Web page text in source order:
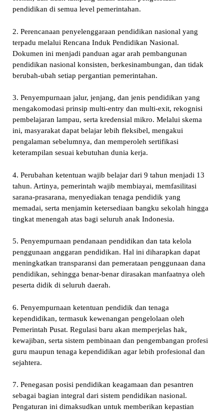
pendidikan di semua level pemerintahan.
2. Perencanaan penyelenggaraan pendidikan nasional yang
terpadu melalui Rencana Induk Pendidikan Nasional.
Dokumen ini menjadi panduan agar arah pembangunan
pendidikan nasional konsisten, berkesinambungan, dan tidak
berubah-ubah setiap pergantian pemerintahan.
3. Penyempurnaan jalur, jenjang, dan jenis pendidikan yang
mengakomodasi prinsip multi-entry dan multi-exit, rekognisi
pembelajaran lampau, serta kredensial mikro. Melalui skema
ini, masyarakat dapat belajar lebih fleksibel, mengakui
pengalaman sebelumnya, dan memperoleh sertifikasi
keterampilan sesuai kebutuhan dunia kerja.
4. Perubahan ketentuan wajib belajar dari 9 tahun menjadi 13
tahun. Artinya, pemerintah wajib membiayai, memfasilitasi
sarana-prasarana, menyediakan tenaga pendidik yang
memadai, serta menjamin ketersediaan bangku sekolah hingga
tingkat menengah atas bagi seluruh anak Indonesia.
5. Penyempurnaan pendanaan pendidikan dan tata kelola
penggunaan anggaran pendidikan. Hal ini diharapkan dapat
meningkatkan transparansi dan pemerataan penggunaan dana
pendidikan, sehingga benar-benar dirasakan manfaatnya oleh
peserta didik di seluruh daerah.
6. Penyempurnaan ketentuan pendidik dan tenaga
kependidikan, termasuk kewenangan pengelolaan oleh
Pemerintah Pusat. Regulasi baru akan memperjelas hak,
kewajiban, serta sistem pembinaan dan pengembangan profesi
guru maupun tenaga kependidikan agar lebih profesional dan
sejahtera.
7. Penegasan posisi pendidikan keagamaan dan pesantren
sebagai bagian integral dari sistem pendidikan nasional.
Pengaturan ini dimaksudkan untuk memberikan kepastian